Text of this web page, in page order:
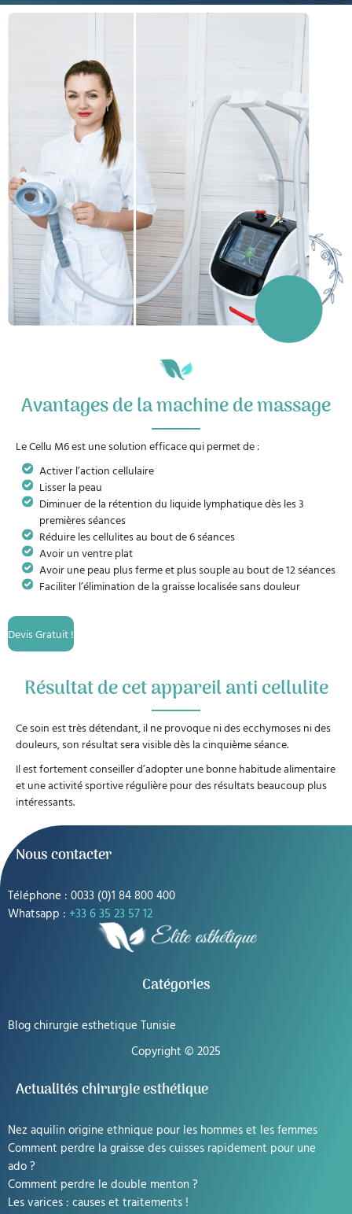
Avantages de la machine de massage
Le Cellu M6 est une solution efficace qui permet de :
Activer l’action cellulaire
Lisser la peau
Diminuer de la rétention du liquide lymphatique dès les 3
premières séances
Réduire les cellulites au bout de 6 séances
Avoir un ventre plat
Avoir une peau plus ferme et plus souple au bout de 12 séances
Faciliter l’élimination de la graisse localisée sans douleur
Devis Gratuit !
Résultat de cet appareil anti cellulite
Ce soin est très détendant, il ne provoque ni des ecchymoses ni des
douleurs, son résultat sera visible dès la cinquième séance.
Il est fortement conseiller d’adopter une bonne habitude alimentaire
et une activité sportive régulière pour des résultats beaucoup plus
intéressants.
Nous contacter
Téléphone : 0033 (0)1 84 800 400
Whatsapp : +33 6 35 23 57 12
Catégories
Blog chirurgie esthetique Tunisie
Copyright © 2025
Actualités chirurgie esthétique
Nez aquilin origine ethnique pour les hommes et les femmes
Comment perdre la graisse des cuisses rapidement pour une
ado ?
Comment perdre le double menton ?
Les varices : causes et traitements !